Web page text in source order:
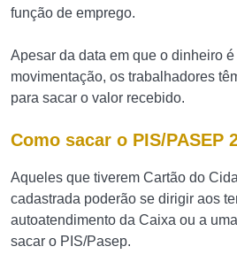
função de emprego.
Apesar da data em que o dinheiro
movimentação, os trabalhadores
para sacar o valor recebido.
Como sacar o PIS/PASEP
Aqueles que tiverem Cartão do
cadastrada poderão se dirigir aos
autoatendimento da Caixa ou a
sacar o PIS/Pasep.